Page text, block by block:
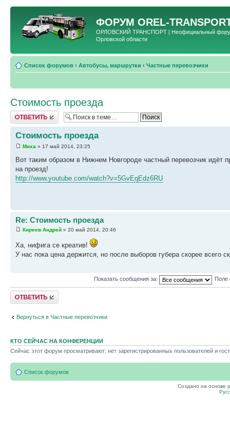
ФОРУМ OREL-
ОРЛОВСКИЙ ТРАНСПОРТ | Неофициальный форум
Орловской области
Список форумов ‹ Автобусы, маршрутки ‹ Частные перевозчики
Стоимость проезда
Ответить
Стоимость проезда
Миха » 17 май 2014, 23:25
Вот таким образом в Нижнем Новгороде частный перевозчик идёт
на проезд!
http://www.youtube.com/watch?v=5GvEqEdz6RU
Re: Стоимость проезда
Киреев Андрей » 20 май 2014, 20:46
Ха, нифига се креатив!
У нас пока цена держится, но после выборов губера скорее всего
Показать сообщения за: Поле
Ответить
Вернуться в Частные перевозчики
КТО СЕЙЧАС НА КОНФЕРЕНЦИИ
Сейчас этот форум просматривают: нет зарегистрированных пользователей и
Список форумов
Создано на основе